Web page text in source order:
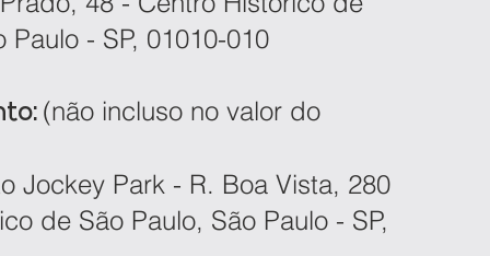
Paulo - SP, 01010-010
(não incluso no valor do
Jockey Park - R. Boa Vista, 280
de São Paulo, São Paulo - SP,